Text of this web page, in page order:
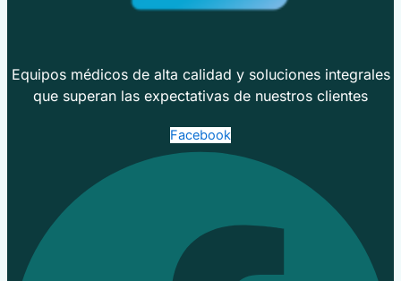
Equipos médicos de alta calidad y soluciones integrales
que superan las expectativas de nuestros clientes
Facebook